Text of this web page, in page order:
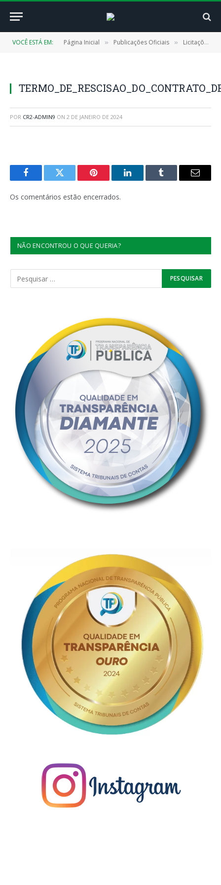
VOCÊ ESTÁ EM: Página Inicial » Publicações Oficiais » Licitações
POR CR2-ADMIN9 ON 2 DE JANEIRO DE 2024
FacebookTwitter Pinterest LinkedInTumblr
E-
Os comentários estão encerrados.
NÃO ENCONTROU O QUE QUERIA?